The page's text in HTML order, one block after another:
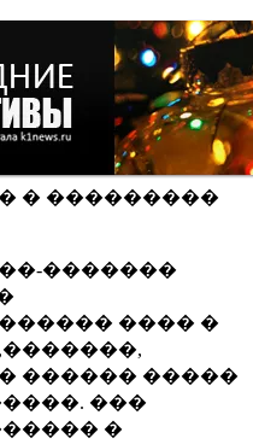
� ���������
�������
���� �
������ �����
���
�